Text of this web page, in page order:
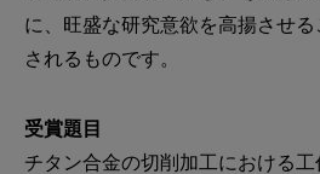
に、旺盛な研究意欲を高揚させ
されるものです。
受賞題目
チタン合金の切削加工における